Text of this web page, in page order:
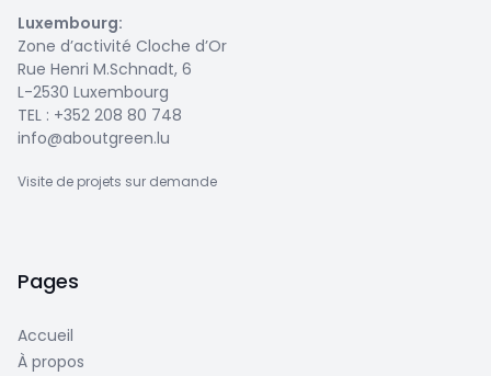
Luxembourg:
Zone d’activité Cloche d’Or
Rue Henri M.Schnadt, 6
L-2530 Luxembourg
TEL : +352 208 80 748
info@aboutgreen.lu
Visite de projets sur demande
Pages
Accueil
À propos